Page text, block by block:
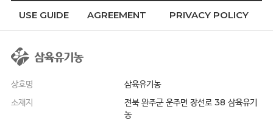
USE GUIDE AGREEMENT PRIVACY POLICY
상호명
삼육유기농
소재지
전북 완주군 운주면 장선로 38 삼육유기
농